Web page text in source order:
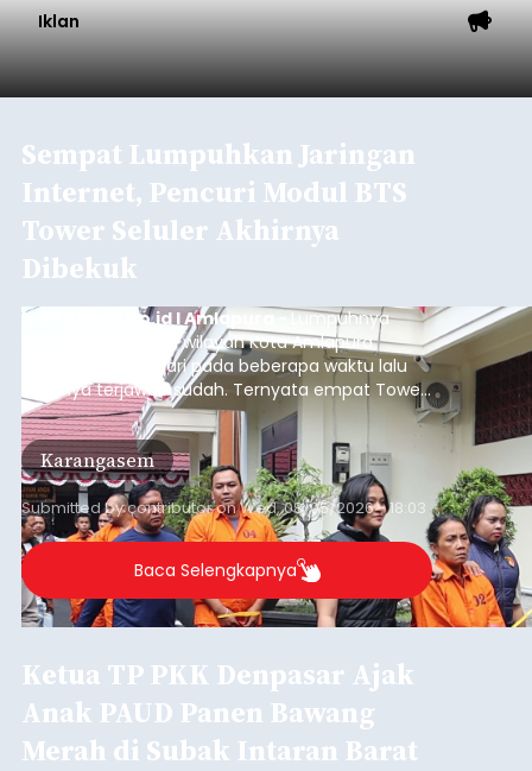
Iklan
Sempat Lumpuhkan Jaringan
Internet, Pencuri Modul BTS
Tower Seluler Akhirnya
Dibekuk
balitribune.co.id I Amlapura - Lumpuhnya
jaringan internet di wilayah Kota Amlapura
selama berhari-hari pada beberapa waktu lalu
akhirnya terjawab sudah. Ternyata empat Tower
BTS Seluler yang berada di lokasi berbeda di
wilayah Karangasem telah dibobol maling,
dimana bagian modul penguat signal yang
berada di Tower BTS Seluler itu hilang dicuri.
Karangasem
Submitted bycontributoronWed, 08/05/2026 - 18:03
Baca Selengkapnya
Ketua TP PKK Denpasar Ajak
Anak PAUD Panen Bawang
Merah di Subak Intaran Barat